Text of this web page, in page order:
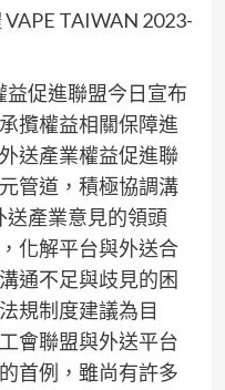
TAIWAN 2023-
益促進聯盟今日宣布
攬權益相關保障進
送產業權益促進聯
管道，積極協調溝
送產業意見的領頭
化解平台與外送合
通不足與歧見的困
規制度建議為目
會聯盟與外送平台
首例，雖尚有許多